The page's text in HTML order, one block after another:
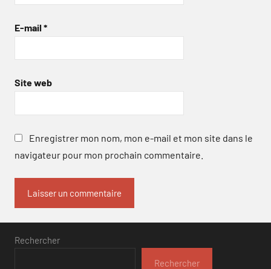
E-mail *
Site web
Enregistrer mon nom, mon e-mail et mon site dans le
navigateur pour mon prochain commentaire.
Rechercher
Rechercher